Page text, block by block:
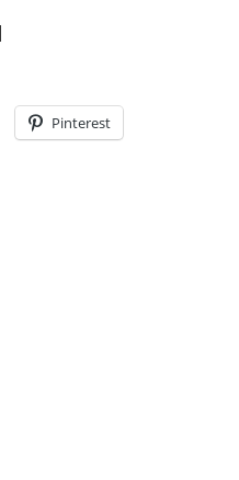
Pinterest